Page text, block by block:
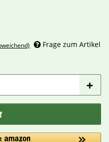
Frage zum Artikel